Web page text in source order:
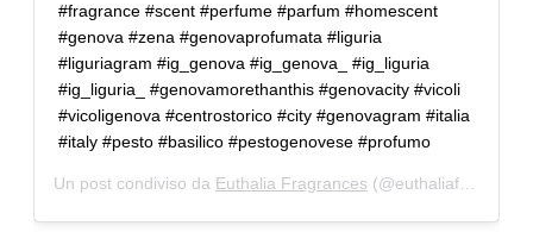
#fragrance #scent #perfume #parfum #homescent
#genova #zena #genovaprofumata #liguria
#liguriagram #ig_genova #ig_genova_ #ig_liguria
#ig_liguria_ #genovamorethanthis #genovacity #vicoli
#vicoligenova #centrostorico #city #genovagram #italia
#italy #pesto #basilico #pestogenovese #profumo
Un post condiviso da Euthalia Fragrances (@euthaliafragrances) in data: